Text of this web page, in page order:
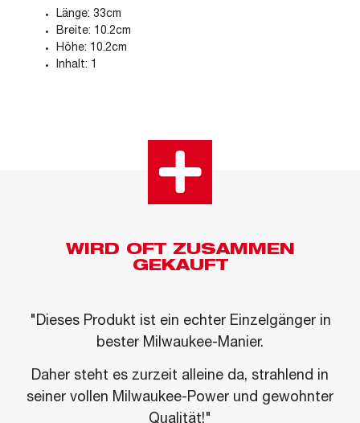
Länge: 33cm
Breite: 10.2cm
Höhe: 10.2cm
Inhalt: 1
WIRD OFT ZUSAMMEN
GEKAUFT
"Dieses Produkt ist ein echter Einzelgänger in
bester Milwaukee-Manier.
Daher steht es zurzeit alleine da, strahlend in
seiner vollen Milwaukee-Power und gewohnter
Qualität!"